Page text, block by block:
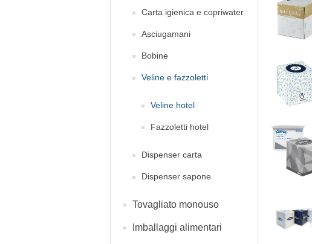
Carta igienica e copriwater
Asciugamani
Bobine
Veline e fazzoletti
Veline hotel
Fazzoletti hotel
Dispenser carta
Dispenser sapone
Tovagliato monouso
Imballaggi alimentari